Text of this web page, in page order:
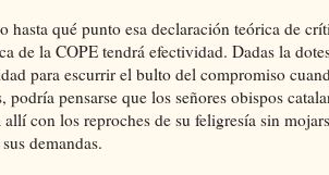
hasta qué punto esa declaración teórica de
de la COPE tendrá efectividad. Dadas la
para escurrir el bulto del compromiso
podría pensarse que los señores obispos
con los reproches de su feligresía sin
demandas.